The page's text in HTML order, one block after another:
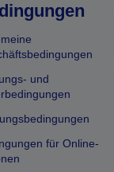
und
für Online-